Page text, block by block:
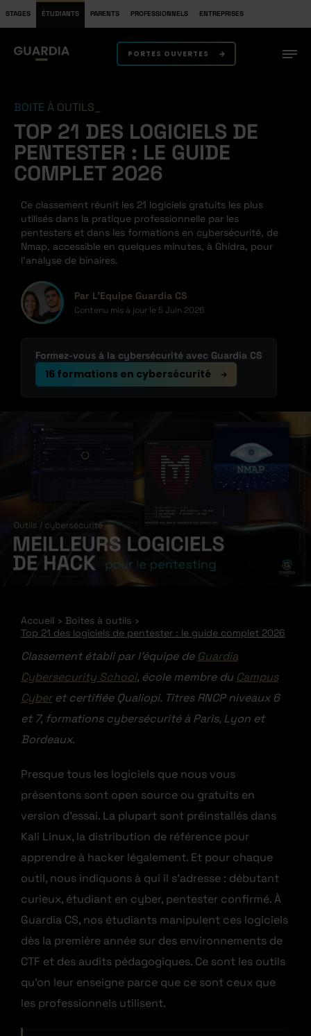
STAGES ÉTUDIANTS PARENTS PROFESSIONNELS ENTREPRISES
PORTES OUVERTES
BOITE À OUTILS
TOP 21 DES LOGICIELS DE
PENTESTER : LE GUIDE
COMPLET 2026
Ce classement réunit les 21 logiciels gratuits les plus
utilisés dans la pratique professionnelle par les
pentesters et dans les formations en cybersécurité, de
Nmap, accessible en quelques minutes, à Ghidra, pour
l’analyse de binaires.
Par L'Equipe Guardia CS
Contenu mis à jour le 5 Juin 2026
Formez-vous à la cybersécurité avec Guardia CS
16 formations en cybersécurité
Accueil
Boites à outils
Top 21 des logiciels de pentester : le guide complet 2026
Classement établi par l’équipe de Guardia
Cybersecurity School, école membre du Campus
Cyberet certifiée Qualiopi. Titres RNCP niveaux 6
et 7, formations cybersécurité à Paris, Lyon et
Bordeaux.
Presque tous les logiciels que nous vous
présentons sont open source ou gratuits en
version d’essai. La plupart sont préinstallés dans
Kali Linux, la distribution de référence pour
apprendre à hacker légalement. Et pour chaque
outil, nous indiquons à qui il s’adresse : débutant
curieux, étudiant en cyber, pentester confirmé. À
Guardia CS, nos étudiants manipulent ces logiciels
dès la première année sur des environnements de
CTF et des audits pédagogiques. Ce sont les outils
qu’on leur enseigne parce que ce sont ceux que
les professionnels utilisent.